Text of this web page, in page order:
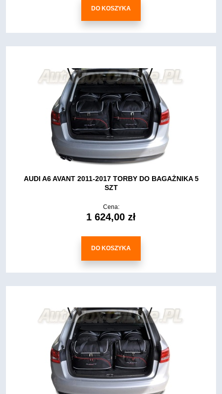
DO KOSZYKA
AUDI A6 AVANT 2011-2017 TORBY DO BAGAŻNIKA 5
SZT
Cena:
1 624,00 zł
DO KOSZYKA